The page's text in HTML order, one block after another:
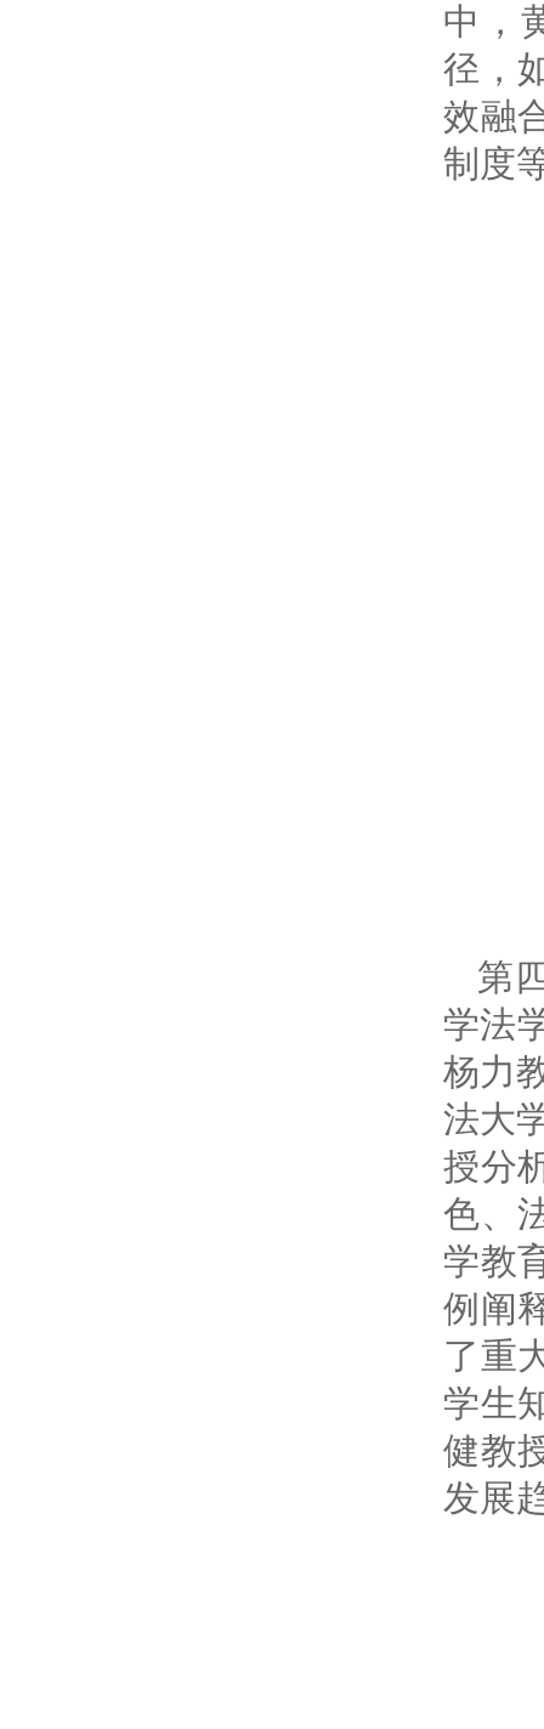
中，
径，
效融
制度
第
学法
杨力
法大
授分
色、
学教
例阐
了重
学生
健教
发展